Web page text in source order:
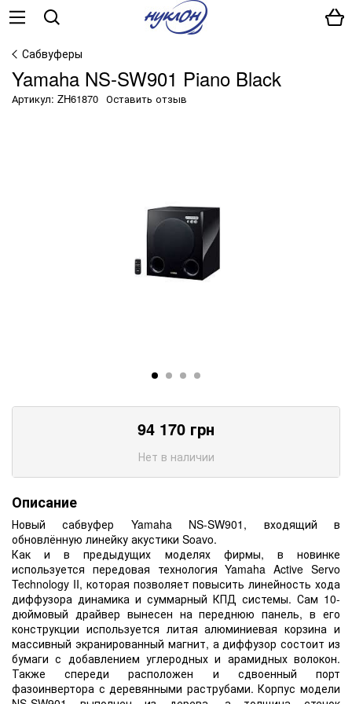
Сабвуферы
Yamaha NS-SW901 Piano Black
Артикул: ZH61870 Оставить отзыв
94 170 грн
Нет в наличии
Описание
Новый сабвуфер Yamaha NS-SW901, входящий в
обновлённую линейку акустики Soavo.
Как и в предыдущих моделях фирмы, в новинке
используется передовая технология Yamaha Active Servo
Technology II, которая позволяет повысить линейность хода
диффузора динамика и суммарный КПД системы. Сам 10-
дюймовый драйвер вынесен на переднюю панель, в его
конструкции используется литая алюминиевая корзина и
массивный экранированный магнит, а диффузор состоит из
бумаги с добавлением углеродных и арамидных волокон.
Также спереди расположен и сдвоенный порт
фазоинвертора с деревянными раструбами. Корпус модели